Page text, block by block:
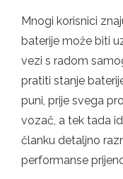
Mnogi korisnici
baterije može biti
vezi s radom
pratiti stanje
puni, prije svega
vozač, a tek tada
članku detaljno
performanse